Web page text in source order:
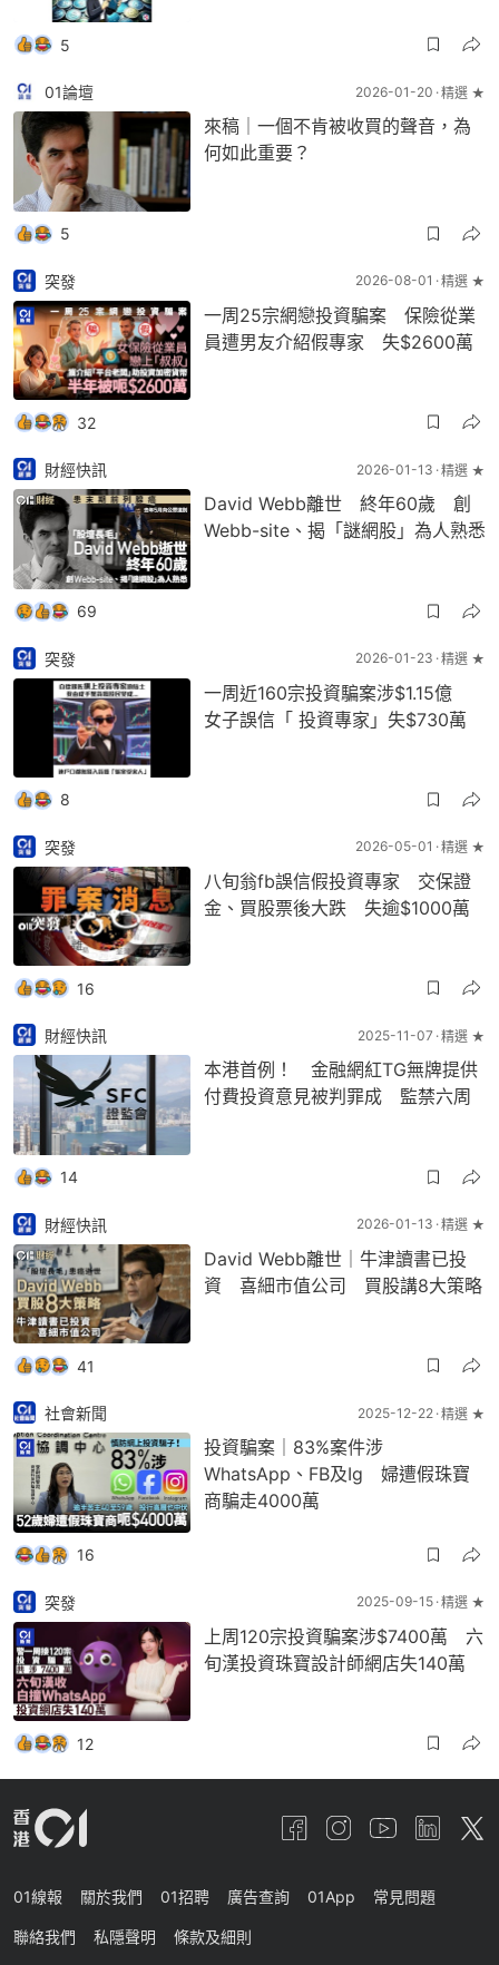
5
01論壇 2026-01-20 精選 ★
來稿｜一個不肯被收買的聲音，為
何如此重要？
5
突發 2026-08-01 精選 ★
一周25宗網戀投資騙案 保險從業
員遭男友介紹假專家 失$2600萬
32
財經快訊 2026-01-13 精選 ★
David Webb離世 終年60歲 創
Webb-site、揭「謎網股」為人熟悉
69
突發 2026-01-23 精選 ★
一周近160宗投資騙案涉$1.15億
女子誤信「 投資專家」失$730萬
8
突發 2026-05-01 精選 ★
八旬翁fb誤信假投資專家 交保證
金、買股票後大跌 失逾$1000萬
16
財經快訊 2025-11-07 精選 ★
本港首例！ 金融網紅TG無牌提供
付費投資意見被判罪成 監禁六周
14
財經快訊 2026-01-13 精選 ★
David Webb離世｜牛津讀書已投
資 喜細市值公司 買股講8大策略
41
社會新聞 2025-12-22 精選 ★
投資騙案｜83%案件涉
WhatsApp、FB及Ig 婦遭假珠寶
商騙走4000萬
16
突發 2025-09-15 精選 ★
上周120宗投資騙案涉$7400萬 六
旬漢投資珠寶設計師網店失140萬
12
01線報 關於我們 01招聘 廣告查詢 01App 常見問題
聯絡我們 私隱聲明 條款及細則